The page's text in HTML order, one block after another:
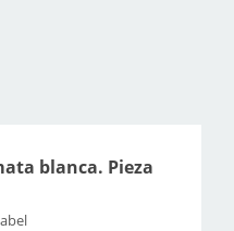
blanca. Pieza